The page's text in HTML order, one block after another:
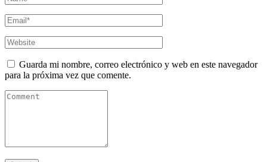
Guarda mi nombre, correo electrónico y web en este navegador
para la próxima vez que comente.